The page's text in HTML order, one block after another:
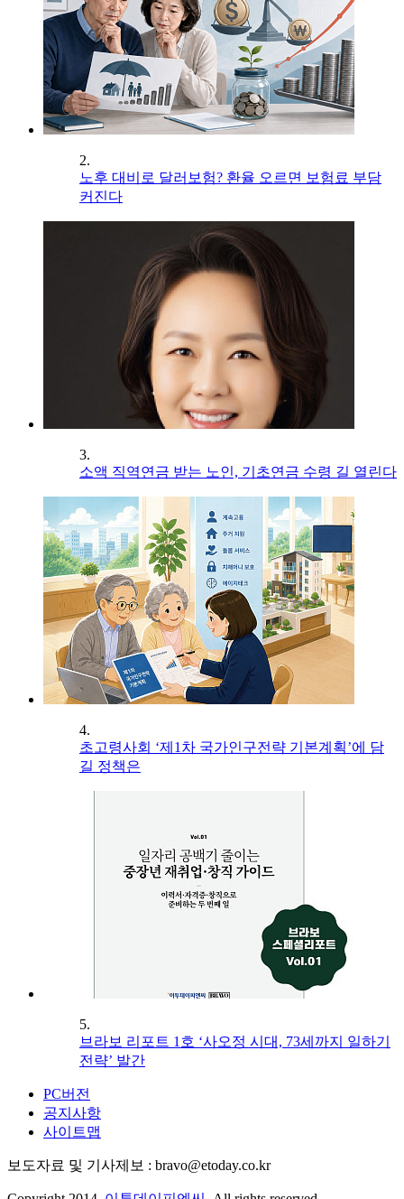
2.
노후 대비로 달러보험? 환율 오르면 보험료 부담
커진다
3.
소액 직역연금 받는 노인, 기초연금 수령 길 열린다
4.
초고령사회 ‘제1차 국가인구전략 기본계획’에 담
길 정책은
5.
브라보 리포트 1호 ‘사오정 시대, 73세까지 일하기
전략’ 발간
PC버전
공지사항
사이트맵
보도자료 및 기사제보 : bravo@etoday.co.kr